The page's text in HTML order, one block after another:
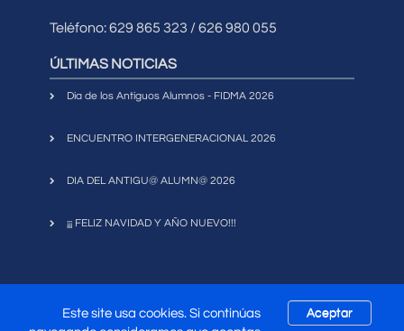
Teléfono: 629 865 323 / 626 980 055
ÚLTIMAS NOTICIAS
Día de los Antiguos Alumnos - FIDMA 2026
ENCUENTRO INTERGENERACIONAL 2026
DIA DEL ANTIGU@ ALUMN@ 2026
¡¡¡ FELIZ NAVIDAD Y AÑO NUEVO!!!
Asociación Antiguos Alumnos
Este site usa cookies. Si continúas
Aceptar